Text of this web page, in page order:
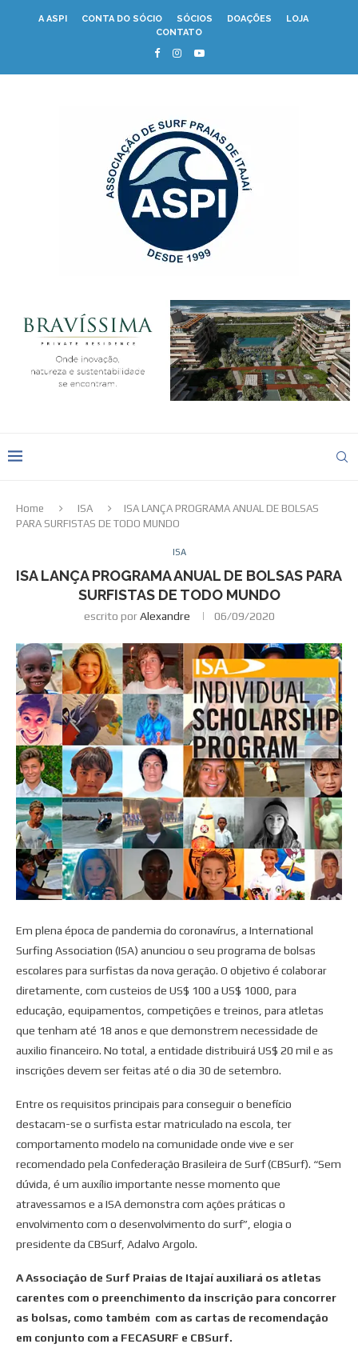
A ASPI CONTA DO SÓCIO SÓCIOS DOAÇÕES
LOJA
CONTATO
Home ISA
ISA LANÇA PROGRAMA ANUAL DE BOLSAS
PARA SURFISTAS DE TODO MUNDO
ISA
ISA LANÇA PROGRAMA ANUAL DE BOLSAS PARA
SURFISTAS DE TODO MUNDO
escrito porAlexandre 06/09/2020
Em plena época de pandemia do coronavírus, a International
Surfing Association (ISA) anunciou o seu programa de bolsas
escolares para surfistas da nova geração. O objetivo é colaborar
diretamente, com custeios de US$ 100 a US$ 1000, para
educação, equipamentos, competições e treinos, para atletas
que tenham até 18 anos e que demonstrem necessidade de
auxilio financeiro. No total, a entidade distribuirá US$ 20 mil e as
inscrições devem ser feitas até o dia 30 de setembro.
Entre os requisitos principais para conseguir o benefício
destacam-se o surfista estar matriculado na escola, ter
comportamento modelo na comunidade onde vive e ser
recomendado pela Confederação Brasileira de Surf (CBSurf). “Sem
dúvida, é um auxílio importante nesse momento que
atravessamos e a ISA demonstra com ações práticas o
envolvimento com o desenvolvimento do surf”, elogia o
presidente da CBSurf, Adalvo Argolo.
A Associação de Surf Praias de Itajaí auxiliará os atletas
carentes com o preenchimento da inscrição para concorrer
as bolsas, como também com as cartas de recomendação
em conjunto com a FECASURF e CBSurf.